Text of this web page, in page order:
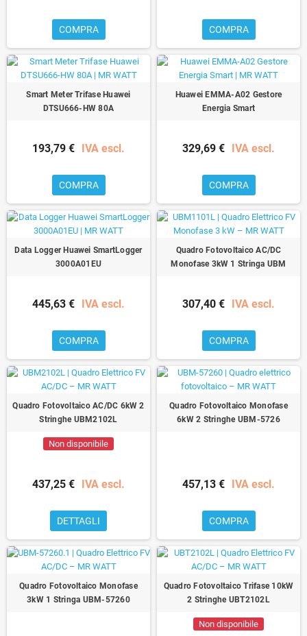
COMPRA COMPRA
Smart Meter Trifase Huawei
DTSU666-HW 80A
193,79 € IVA escl.
COMPRA
Huawei EMMA-A02 Gestore
Energia Smart
329,69 € IVA escl.
COMPRA
Data Logger Huawei SmartLogger
3000A01EU
445,63 € IVA escl.
COMPRA
Quadro Fotovoltaico AC/DC
Monofase 3kW 1 Stringa UBM
307,40 € IVA escl.
COMPRA
Quadro Fotovoltaico AC/DC 6kW 2
Stringhe UBM2102L
Non disponibile
437,25 € IVA escl.
DETTAGLI
Quadro Fotovoltaico Monofase
6kW 2 Stringhe UBM-5726
457,13 € IVA escl.
COMPRA
Quadro Fotovoltaico Monofase
3kW 1 Stringa UBM-57260
Quadro Fotovoltaico Trifase 10kW
2 Stringhe UBT2102L
Non disponibile